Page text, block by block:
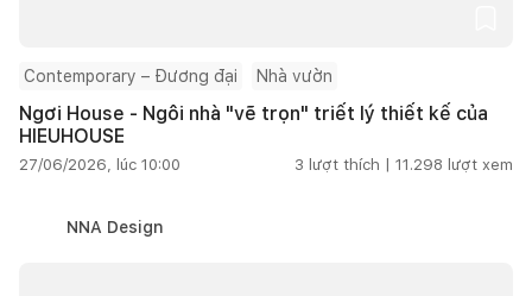
Contemporary – Đương đại Nhà vườn
Ngơi House - Ngôi nhà "vẽ trọn" triết lý thiết kế của
HIEUHOUSE
27/06/2026, lúc 10:00 3 lượt thích | 11.298 lượt xem
NNA Design